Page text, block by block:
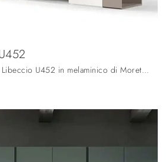
Eccoti l'armadio Utility Libeccio U452 in melaminico di Moretti Compact Giorno Notte! Una ricca gamma di armadi a muro con ante battenti.